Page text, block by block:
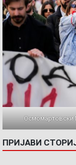
Осмомартовски
ПРИЈАВИ